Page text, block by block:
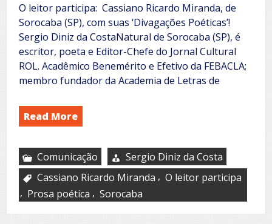
O leitor participa: Cassiano Ricardo Miranda, de
Sorocaba (SP), com suas ‘Divagações Poéticas’!
Sergio Diniz da CostaNatural de Sorocaba (SP), é
escritor, poeta e Editor-Chefe do Jornal Cultural
ROL. Acadêmico Benemérito e Efetivo da FEBACLA;
membro fundador da Academia de Letras de
Read More
Comunicação
Sergio Diniz da Costa
Cassiano Ricardo Miranda , O leitor participa
, Prosa poética , Sorocaba